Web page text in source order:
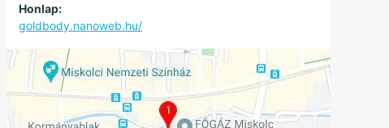
Honlap:
goldbody.nanoweb.hu/